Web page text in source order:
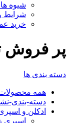
شیوه
شرایط
خرید
پر فروش
دسته بندی ها
همه
دسته-بندی-
ادکلن و
اسپری